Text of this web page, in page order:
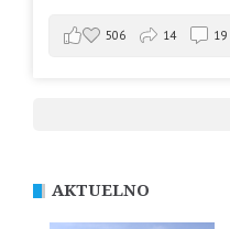
506 14 19
AKTUELNO